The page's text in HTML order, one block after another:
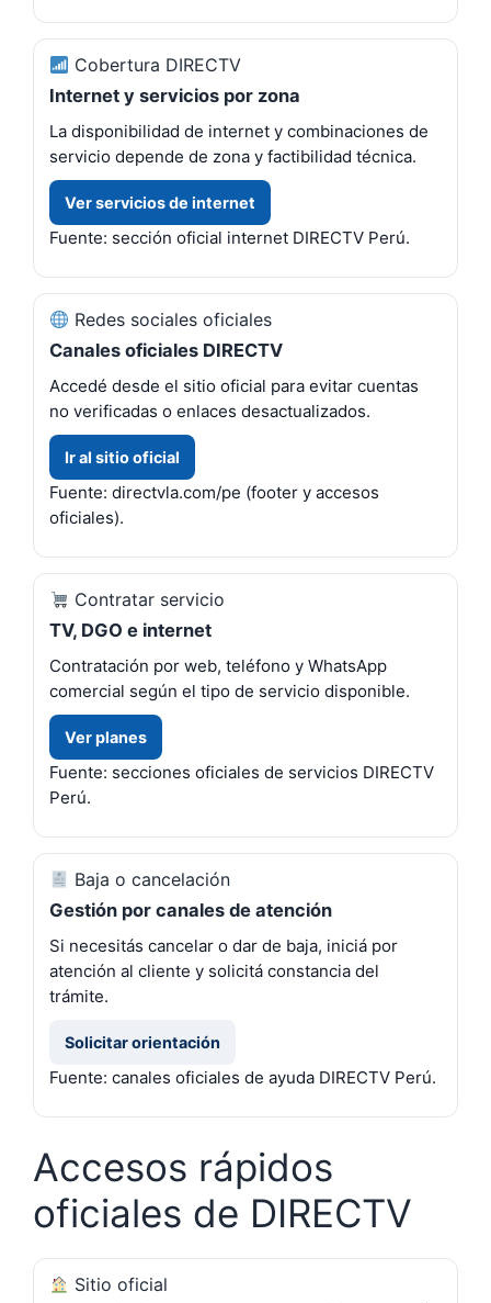
Cobertura DIRECTV
Internet y servicios por zona
La disponibilidad de internet y combinaciones de
servicio depende de zona y factibilidad técnica.
Ver servicios de internet
Fuente: sección oficial internet DIRECTV Perú.
Redes sociales oficiales
Canales oficiales DIRECTV
Accedé desde el sitio oficial para evitar cuentas
no verificadas o enlaces desactualizados.
Ir al sitio oficial
Fuente: directvla.com/pe (footer y accesos
oficiales).
Contratar servicio
TV, DGO e internet
Contratación por web, teléfono y WhatsApp
comercial según el tipo de servicio disponible.
Ver planes
Fuente: secciones oficiales de servicios DIRECTV
Perú.
Baja o cancelación
Gestión por canales de atención
Si necesitás cancelar o dar de baja, iniciá por
atención al cliente y solicitá constancia del
trámite.
Solicitar orientación
Fuente: canales oficiales de ayuda DIRECTV Perú.
Accesos rápidos
oficiales de DIRECTV
Sitio oficial